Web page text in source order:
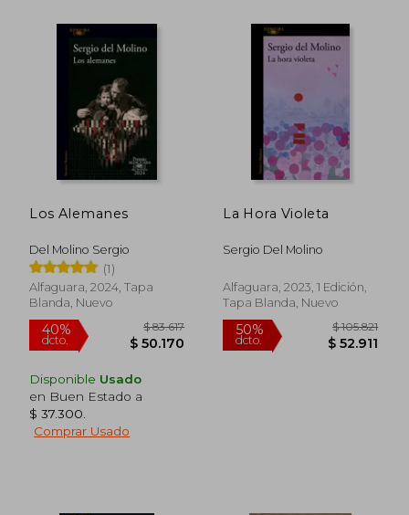
Los Alemanes
Del Molino Sergio
(1)
Alfaguara, 2024, Tapa
Blanda, Nuevo
Disponible Usado
en Buen Estado a
$ 37.300
Comprar Usado
La Hora Violeta
Sergio Del Molino
Alfaguara, 2023, 1 Edición,
Tapa Blanda, Nuevo